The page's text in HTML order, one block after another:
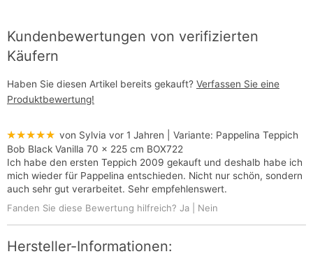
Kundenbewertungen von verifizierten
Käufern
Haben Sie diesen Artikel bereits gekauft? Verfassen Sie eine
Produktbewertung!
★★★★★ von Sylvia vor 1 Jahren | Variante: Pappelina Teppich
Bob Black Vanilla 70 x 225 cm BOX722
Ich habe den ersten Teppich 2009 gekauft und deshalb habe ich
mich wieder für Pappelina entschieden. Nicht nur schön, sondern
auch sehr gut verarbeitet. Sehr empfehlenswert.
Fanden Sie diese Bewertung hilfreich? Ja Nein
Hersteller-Informationen: